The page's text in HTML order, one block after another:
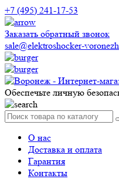
+7 (495) 241-17-53
Заказать обратный звонок
sale@elektroshocker-
Обеспечьте личную
О нас
Доставка и оплата
Гарантия
Контакты